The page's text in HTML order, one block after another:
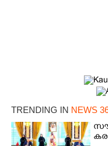
TRENDING IN NEWS